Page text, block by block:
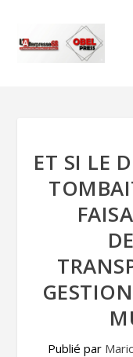
ET SI LE
Publié par